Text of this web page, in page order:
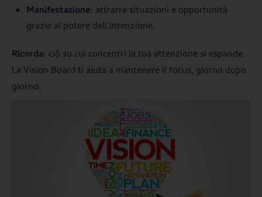
Manifestazione: attrarre situazioni e opportunità
grazie al potere dell’intenzione.
Ricorda: ciò su cui concentri la tua attenzione si espande.
La Vision Board ti aiuta a mantenere il focus, giorno dopo
giorno.